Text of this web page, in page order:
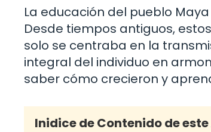
La educación del pueblo
Desde tiempos antiguos,
solo se centraba en la
integral del individuo en
saber cómo crecieron y
Inidice de Contenido de